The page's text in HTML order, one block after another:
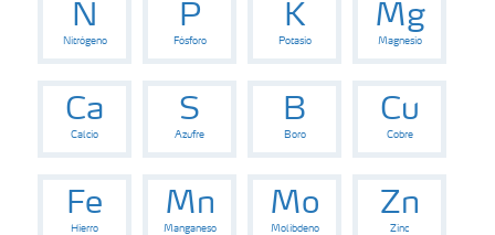
N
Nitrógeno
P
Fósforo
K
Potasio
Mg
Magnesio
Ca
Calcio
S
Azufre
B
Boro
Cu
Cobre
Fe
Hierro
Mn
Manganeso
Mo
Molibdeno
Zn
Zinc